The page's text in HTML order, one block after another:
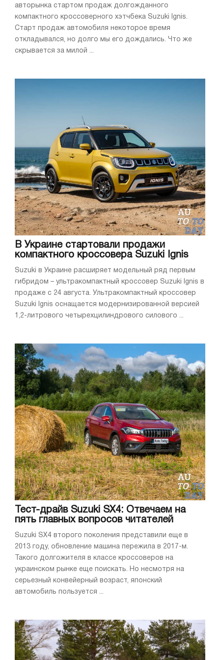
авторынка стартом продаж долгожданного
компактного кроссоверного хэтчбека Suzuki Ignis.
Старт продаж автомобиля некоторое время
откладывался, но долго мы его дождались. Что же
скрывается за милой ...
В Украине стартовали продажи
компактного кроссовера Suzuki Ignis
Suzuki в Украине расширяет модельный ряд первым
гибридом – ультракомпактный кроссовер Suzuki Ignis в
продаже с 24 августа. Ультракомпактный кроссовер
Suzuki Ignis оснащается модернизированной версией
1,2-литрового четырехцилиндрового силового ...
Тест-драйв Suzuki SX4: Отвечаем на
пять главных вопросов читателей
Suzuki SX4 второго поколения представили еще в
2013 году, обновление машина пережила в 2017-м.
Такого долгожителя в классе кроссоверов на
украинском рынке еще поискать. Но несмотря на
серьезный конвейерный возраст, японский
автомобиль пользуется ...